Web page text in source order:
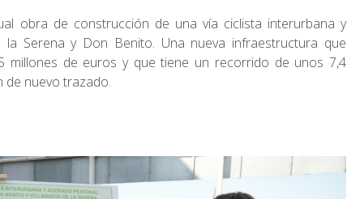
obra de construcción de una vía ciclista interurbana y
Serena y Don Benito. Una nueva infraestructura que
millones de euros y que tiene un recorrido de unos 7,4
de nuevo trazado.